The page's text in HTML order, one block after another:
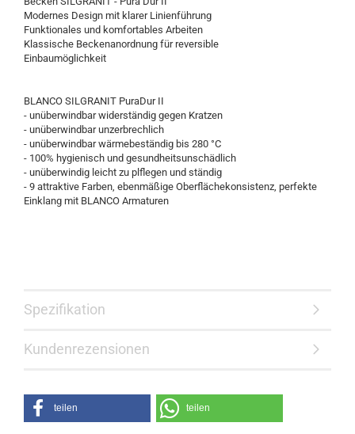
Modernes Design mit klarer Linienführung
Funktionales und komfortables Arbeiten
Klassische Beckenanordnung für reversible
Einbaumöglichkeit
BLANCO SILGRANIT PuraDur II
- unüberwindbar widerständig gegen Kratzen
- unüberwindbar unzerbrechlich
- unüberwindbar wärmebeständig bis 280 °C
- 100% hygienisch und gesundheitsunschädlich
- unüberwindig leicht zu plflegen und ständig
- 9 attraktive Farben, ebenmäßige Oberflächekonsistenz, perfekte
Einklang mit BLANCO Armaturen
Spezifikation
Kundenrezensionen
teilen teilen